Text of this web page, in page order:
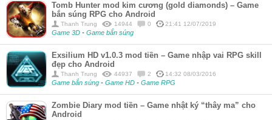
Tomb Hunter mod kim cương (gold diamonds) – Game
bắn súng RPG cho Android
Thanh Trung 14944 0 21:41 12/07/2019
Game 3D - Game bắn súng
Exsilium HD v1.0.3 mod tiền – Game nhập vai RPG skill
đẹp cho Android
Thanh Trung 44937 2 14:32 08/03/2016
Game bắn súng - Game HD - Game RPG
Zombie Diary mod tiền – Game nhật ký “thây ma” cho
Android